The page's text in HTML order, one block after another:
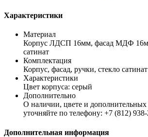
Характеристики
Материал
Корпус ЛДСП 16мм, фасад МДФ
сатинат
Комплектация
Корпус, фасад, ручки, стекло сатинат
Характеристики
Цвет корпуса: серый
Дополнительно
О наличии, цвете и дополнительных
уточняйте по телефону: +7 (812)
Дополнительная информация